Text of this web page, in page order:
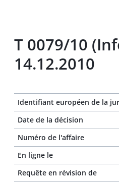
T 0079/10
14.12.2010
Identifiant européen de la
Date de la décision
Numéro de l'affaire
En ligne le
Requête en révision de